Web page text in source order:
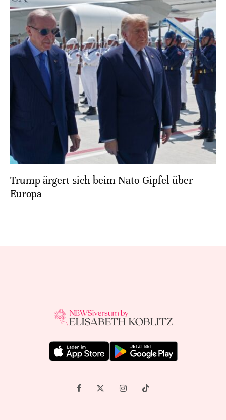
Trump ärgert sich beim Nato-Gipfel über
Europa